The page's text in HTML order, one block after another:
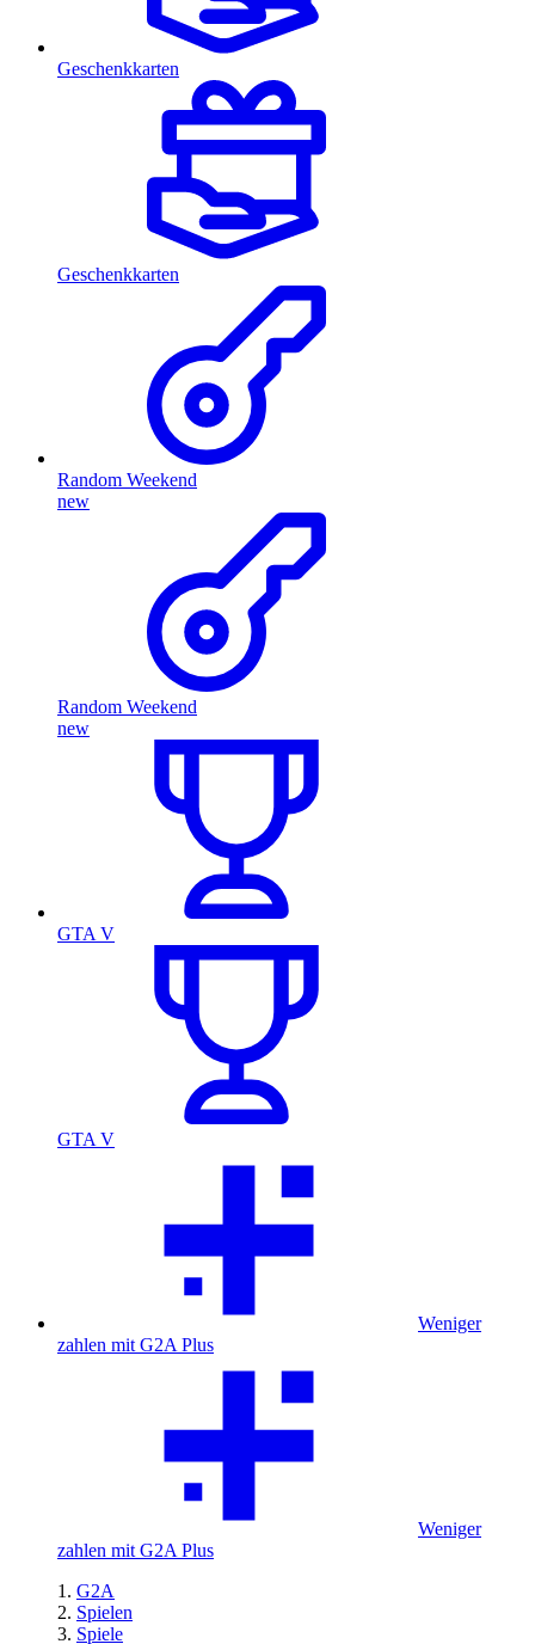
Geschenkkarten
Geschenkkarten
Random Weekend
new
Random Weekend
new
GTA V
GTA V
Weniger
zahlen mit G2A Plus
Weniger
zahlen mit G2A Plus
G2A
Spielen
Spiele